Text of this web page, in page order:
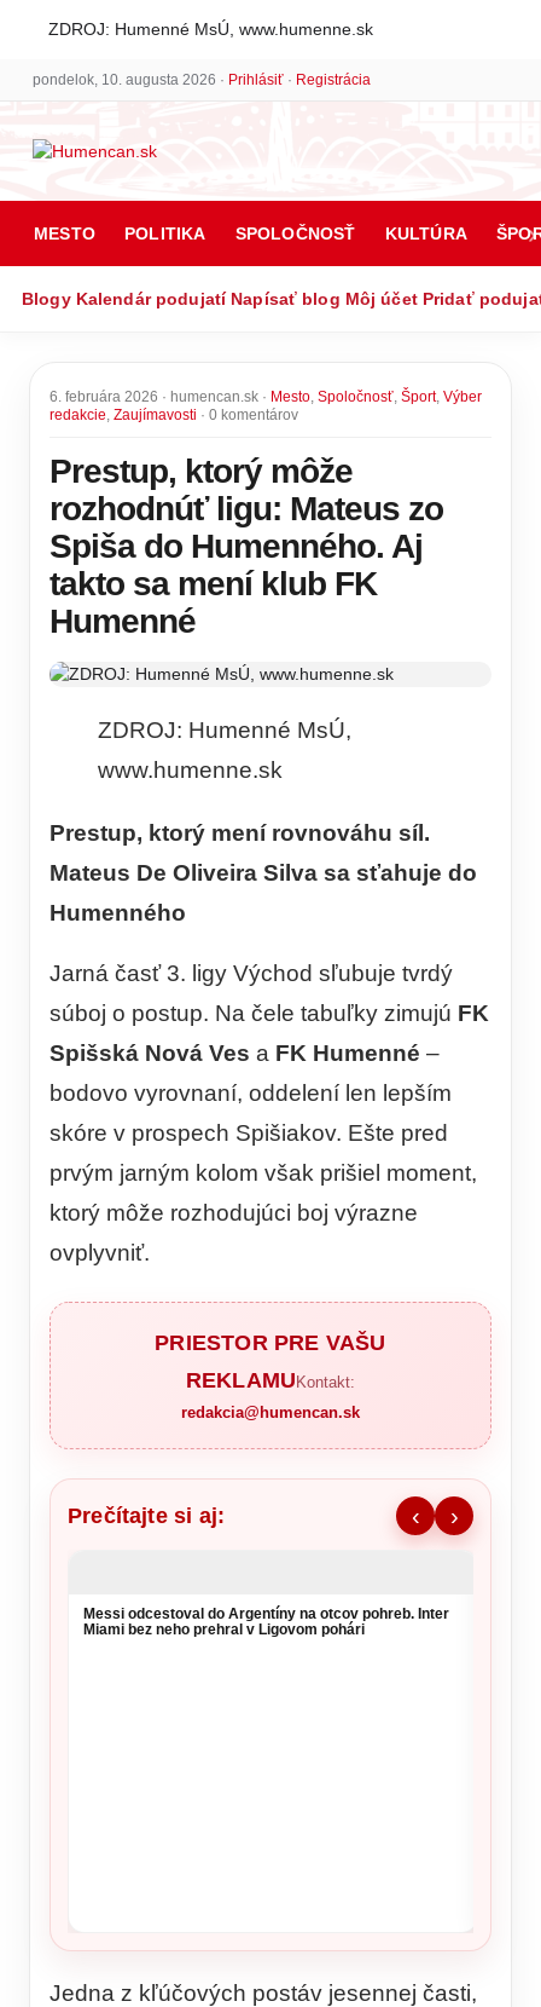
ZDROJ: Humenné MsÚ, www.humenne.sk
pondelok, 10. augusta 2026 · Prihlásiť· Registrácia
MESTO POLITIKA SPOLOČNOSŤ KULTÚRA
Blogy Kalendár podujatí Napísať blog Môj účet Pridať
6. februára 2026 · humencan.sk · Mesto, Spoločnosť, Šport, Výber
redakcie, Zaujímavosti · 0 komentárov
Prestup, ktorý môže
rozhodnúť ligu: Mateus zo
Spiša do Humenného. Aj
takto sa mení klub FK
Humenné
ZDROJ: Humenné MsÚ,
www.humenne.sk
Prestup, ktorý mení rovnováhu síl.
Mateus De Oliveira Silva sa sťahuje do
Humenného
Jarná časť 3. ligy Východ sľubuje tvrdý
súboj o postup. Na čele tabuľky zimujú FK
Spišská Nová Ves a FK Humenné –
bodovo vyrovnaní, oddelení len lepším
skóre v prospech Spišiakov. Ešte pred
prvým jarným kolom však prišiel moment,
ktorý môže rozhodujúci boj výrazne
ovplyvniť.
PRIESTOR PRE VAŠU
REKLAMU Kontakt:
redakcia@humencan.sk
Prečítajte si aj: ‹ ›
Messi odcestoval do Argentíny na otcov pohreb. Inter
Miami bez neho prehral v Ligovom pohári
Jedna z kľúčových postáv jesennej časti,